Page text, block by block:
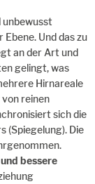
unbewusst
Und das zu
an der Art und
gelingt, was
Hirnareale
reinen
sich die
(Spiegelung). Die
bessere